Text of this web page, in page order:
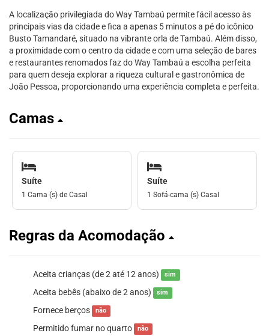
A localização privilegiada do Way Tambaú permite fácil acesso às
principais vias da cidade e fica a apenas 5 minutos a pé do icônico
Busto Tamandaré, situado na vibrante orla de Tambaú. Além disso,
a proximidade com o centro da cidade e com uma seleção de bares
e restaurantes renomados faz do Way Tambaú a escolha perfeita
para quem deseja explorar a riqueza cultural e gastronômica de
João Pessoa, proporcionando uma experiência completa e perfeita.
Camas
Suíte
1 Cama (s) de Casal
Suíte
1 Sofá-cama (s) Casal
Regras da Acomodação
Aceita crianças (de 2 até 12 anos) sim
Aceita bebês (abaixo de 2 anos) sim
Fornece berços não
Permitido fumar no quarto não